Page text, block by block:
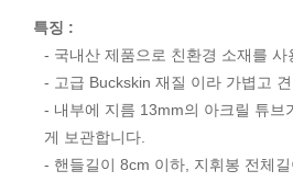
특징 :
- 국내산 제품으로 친환경 소재를 사
- 고급 Buckskin 재질 이라 가볍고
- 내부에 지름 13mm의 아크릴 튜브
게 보관합니다.
- 핸들길이 8cm 이하, 지휘봉 전체